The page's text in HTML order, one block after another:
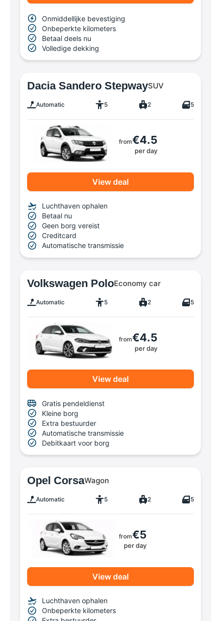
Onmiddellijke bevestiging
Onbeperkte kilometers
Betaal deels nu
Volledige dekking
Dacia Sandero StepwaySUV
Automatic 5 2 5
from€4.5
per day
View deal
Luchthaven ophalen
Betaal nu
Geen borg vereist
Creditcard
Automatische transmissie
Volkswagen PoloEconomy car
Automatic 5 2 5
from€4.5
per day
View deal
Gratis pendeldienst
Kleine borg
Extra bestuurder
Automatische transmissie
Debitkaart voor borg
Opel CorsaWagon
Automatic 5 2 5
from€5
per day
View deal
Luchthaven ophalen
Onbeperkte kilometers